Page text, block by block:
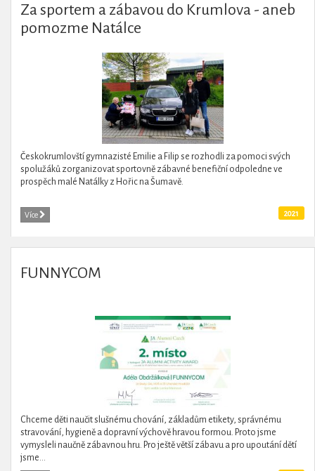
Za sportem a zábavou do Krumlova - aneb
pomozme Natálce
Českokrumlovští gymnazisté Emilie a Filip se rozhodli za pomoci svých
spolužáků zorganizovat sportovně zábavné benefiční odpoledne ve
prospěch malé Natálky z Hořic na Šumavě.
Více 2021
FUNNYCOM
Chceme děti naučit slušnému chování, základům etikety, správnému
stravování, hygieně a dopravní výchově hravou formou. Proto jsme
vymysleli naučně zábavnou hru. Pro ještě větší zábavu a pro upoutání dětí
jsme...